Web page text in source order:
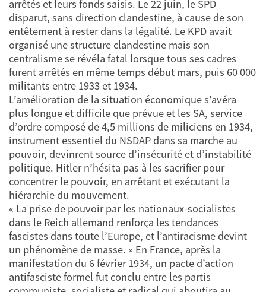
arrêtés et leurs fonds saisis. Le 22 juin, le SPD
disparut, sans direction clandestine, à cause de son
entêtement à rester dans la légalité. Le KPD avait
organisé une structure clandestine mais son
centralisme se révéla fatal lorsque tous ses cadres
furent arrêtés en même temps début mars, puis 60 000
militants entre 1933 et 1934.
L’amélioration de la situation économique s’avéra
plus longue et difficile que prévue et les SA, service
d’ordre composé de 4,5 millions de miliciens en 1934,
instrument essentiel du NSDAP dans sa marche au
pouvoir, devinrent source d’insécurité et d’instabilité
politique. Hitler n’hésita pas à les sacrifier pour
concentrer le pouvoir, en arrêtant et exécutant la
hiérarchie du mouvement.
« La prise de pouvoir par les nationaux-socialistes
dans le Reich allemand renforça les tendances
fascistes dans toute l’Europe, et l’antiracisme devint
un phénomène de masse. » En France, après la
manifestation du 6 février 1934, un pacte d’action
antifasciste formel fut conclu entre les partis